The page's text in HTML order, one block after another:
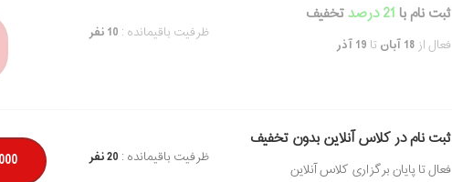
ثبت نام با 21 درصد تخفیف
فعال از18 آبان تا 19 آذر
ظرفیت باقیمانده : 10 نفر
ثبت نام در کلاس آنلاین بدون تخفیف
فعال تا پایان برگزاری کلاس آنلاین
ظرفیت باقیمانده : 20 نفر